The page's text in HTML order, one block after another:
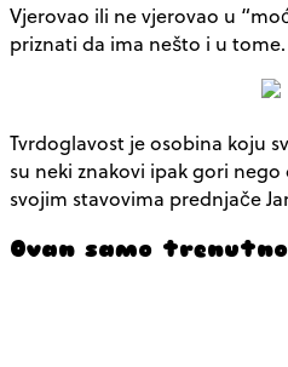
Vjerovao ili ne vjerovao u
priznati da ima nešto i u
Tvrdoglavost je osobina koju
su neki znakovi ipak gori
svojim stavovima prednjače
Ovan samo